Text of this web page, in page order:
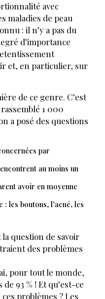
avec
maladies de peau
: il n’y a pas du
d’importance
et, en particulier, sur
de ce genre. C’est
1 000
a posé des questions
par
au moins un
avoir en moyenne
les boutons, l’acné, les
question de savoir
des problèmes
pour tout le monde,
93 % ! Et qu’est-ce
problèmes ? Les